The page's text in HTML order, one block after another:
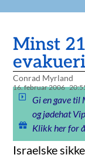
Minst
Conrad Myrland
16. februar 2006
Gi en gave til
og jødehat
Klikk her for
Israelske